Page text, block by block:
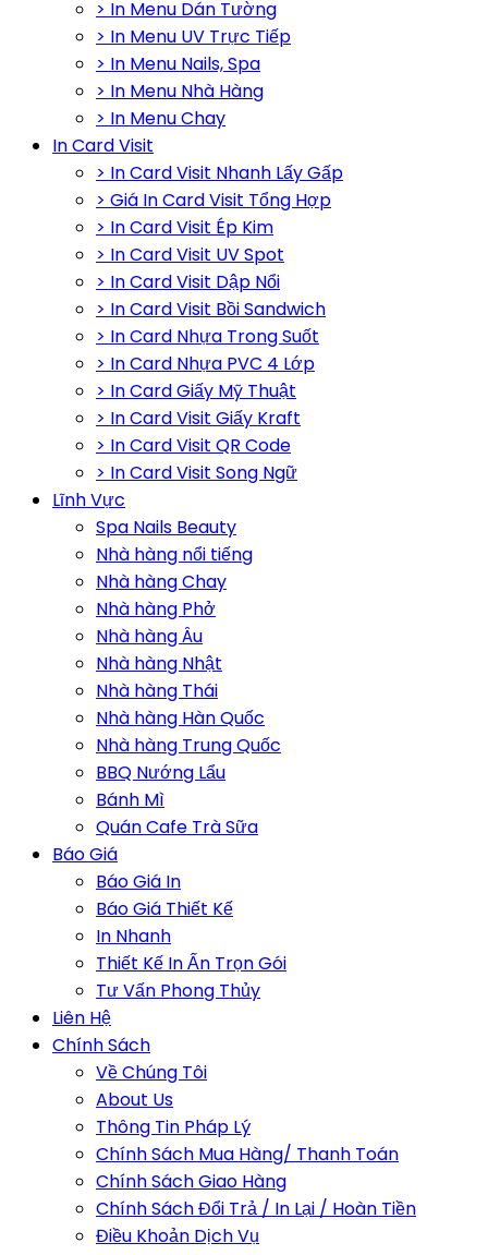
> In Menu Dán Tường
> In Menu UV Trực Tiếp
> In Menu Nails, Spa
> In Menu Nhà Hàng
> In Menu Chay
In Card Visit
> In Card Visit Nhanh Lấy Gấp
> Giá In Card Visit Tổng Hợp
> In Card Visit Ép Kim
> In Card Visit UV Spot
> In Card Visit Dập Nổi
> In Card Visit Bồi Sandwich
> In Card Nhựa Trong Suốt
> In Card Nhựa PVC 4 Lớp
> In Card Giấy Mỹ Thuật
> In Card Visit Giấy Kraft
> In Card Visit QR Code
> In Card Visit Song Ngữ
Lĩnh Vực
Spa Nails Beauty
Nhà hàng nổi tiếng
Nhà hàng Chay
Nhà hàng Phở
Nhà hàng Âu
Nhà hàng Nhật
Nhà hàng Thái
Nhà hàng Hàn Quốc
Nhà hàng Trung Quốc
BBQ Nướng Lẩu
Bánh Mì
Quán Cafe Trà Sữa
Báo Giá
Báo Giá In
Báo Giá Thiết Kế
In Nhanh
Thiết Kế In Ấn Trọn Gói
Tư Vấn Phong Thủy
Liên Hệ
Chính Sách
Về Chúng Tôi
About Us
Thông Tin Pháp Lý
Chính Sách Mua Hàng/ Thanh Toán
Chính Sách Giao Hàng
Chính Sách Đổi Trả / In Lại / Hoàn Tiền
Điều Khoản Dịch Vụ